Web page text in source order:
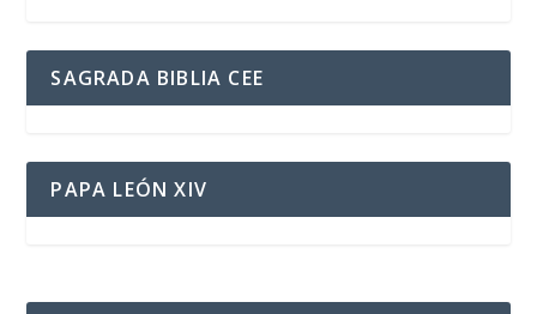
SAGRADA BIBLIA CEE
PAPA LEÓN XIV